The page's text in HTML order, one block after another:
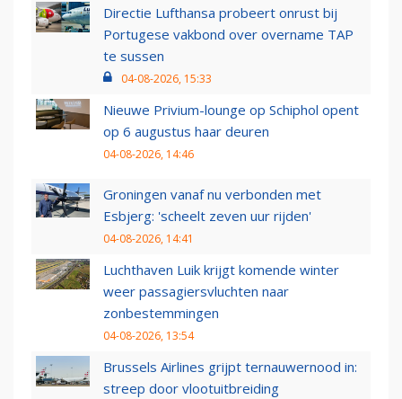
Directie Lufthansa probeert onrust bij
Portugese vakbond over overname TAP
te sussen
04-08-2026, 15:33
Nieuwe Privium-lounge op Schiphol opent
op 6 augustus haar deuren
04-08-2026, 14:46
Groningen vanaf nu verbonden met
Esbjerg: 'scheelt zeven uur rijden'
04-08-2026, 14:41
Luchthaven Luik krijgt komende winter
weer passagiersvluchten naar
zonbestemmingen
04-08-2026, 13:54
Brussels Airlines grijpt ternauwernood in:
streep door vlootuitbreiding